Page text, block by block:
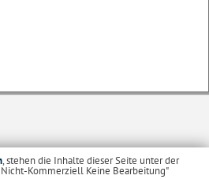
, stehen die Inhalte dieser Seite unter der